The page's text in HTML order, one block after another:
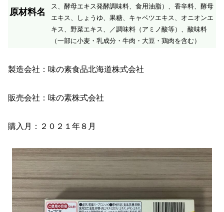
原材料名
ス、酵母エキス発酵調味料、食用油脂）、香辛料、酵母
エキス、しょうゆ、果糖、キャベツエキス、オニオンエ
キス、野菜エキス、／調味料（アミノ酸等）、酸味料
（一部に小麦・乳成分・牛肉・大豆・鶏肉を含む）
製造会社：味の素食品北海道株式会社
販売会社：味の素株式会社
購入月：２０２１年８月